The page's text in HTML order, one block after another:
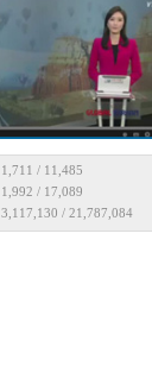
1,711 / 11,485
1,992 / 17,089
3,117,130 / 21,787,084